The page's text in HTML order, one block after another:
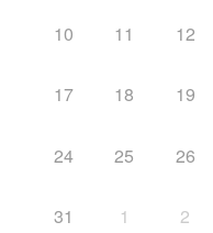
10 11 12
17 18 19
24 25 26
31 1 2